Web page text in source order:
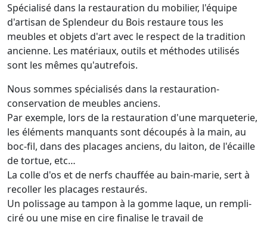
Spécialisé dans la restauration du mobilier, l'équipe
d'artisan de Splendeur du Bois restaure tous les
meubles et objets d'art avec le respect de la tradition
ancienne. Les matériaux, outils et méthodes utilisés
sont les mêmes qu'autrefois.
Nous sommes spécialisés dans la restauration-
conservation de meubles anciens.
Par exemple, lors de la restauration d'une marqueterie,
les éléments manquants sont découpés à la main, au
boc-fil, dans des placages anciens, du laiton, de l'écaille
de tortue, etc…
La colle d'os et de nerfs chauffée au bain-marie, sert à
recoller les placages restaurés.
Un polissage au tampon à la gomme laque, un rempli-
ciré ou une mise en cire finalise le travail de